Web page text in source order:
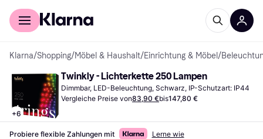
Für Shopper
Klarna/Shopping/Möbel & Haushalt/Einrichtung & Möbel /
+6
Twinkly - Lichterkette 250 Lampen
Dimmbar, LED-Beleuchtung, Schwarz, IP-Schutzart: IP44
Vergleiche Preise von83,90 €bis147,80 €
Probiere flexible Zahlungen mit Lerne wie